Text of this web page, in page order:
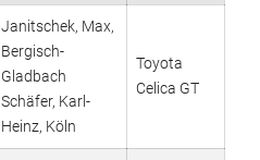
Janitschek, Max,
Bergisch-
Gladbach
Schäfer, Karl-
Heinz, Köln
Toyota
Celica GT